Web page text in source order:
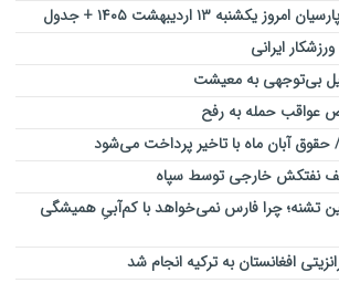
۱۳ اردیبهشت ۱۴۰۵ + جدول
بی‌توجهی به معیشت
حمله به رفح
آبان ماه با تاخیر پرداخت می‌شود
نفتکش خارجی توسط سپاه
تشنه؛ چرا فارس نمی‌خواهد با کم‌آبیِ همیشگی
افغانستان به ترکیه انجام شد